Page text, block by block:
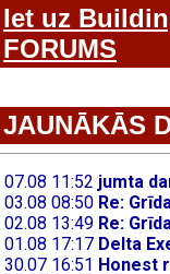
Iet uz
FORUMS
JAUNĀKĀS